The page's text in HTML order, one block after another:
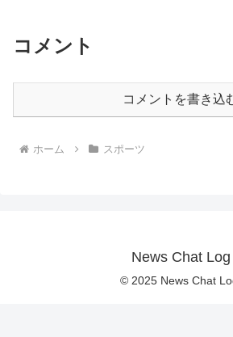
コメント
コメントを書き込
ホーム スポーツ
News Chat Log
© 2025 News Chat